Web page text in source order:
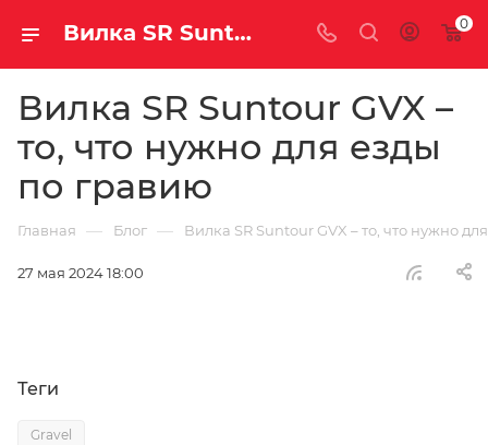
Вилка SR Suntour GVX – то, что нужно для езды по гравию | Блог 0
Вилка SR Suntour GVX –
то, что нужно для езды
по гравию
Главная — Блог — Вилка SR Suntour GVX – то, что нужно
27 мая 2024 18:00
Теги
Gravel